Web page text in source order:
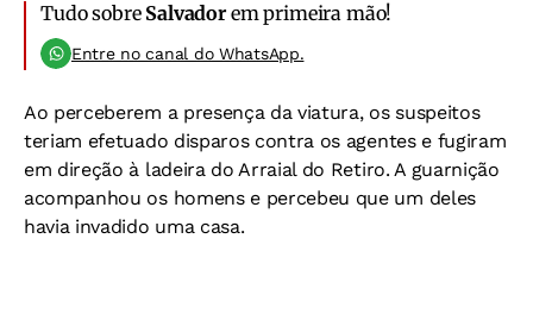
Tudo sobre Salvadorem primeira mão!
Entre no canal do WhatsApp.
Ao perceberem a presença da viatura, os suspeitos
teriam efetuado disparos contra os agentes e fugiram
em direção à ladeira do Arraial do Retiro. A guarnição
acompanhou os homens e percebeu que um deles
havia invadido uma casa.